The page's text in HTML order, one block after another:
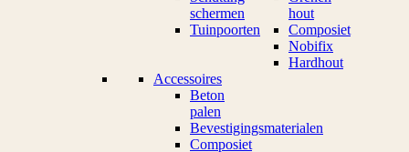
schermen
Tuinpoorten
hout
Composiet
Nobifix
Hardhout
Accessoires
Beton
palen
Bevestigingsmaterialen
Composiet